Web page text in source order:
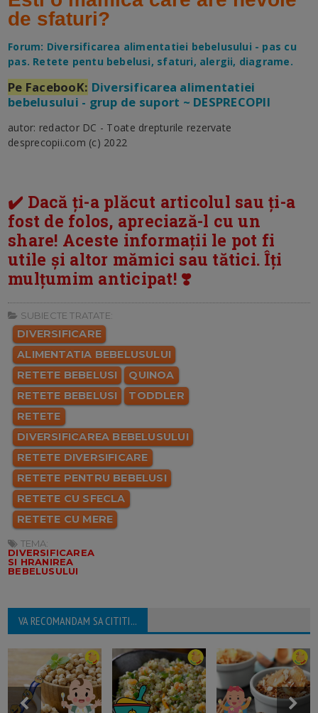
de sfaturi?
Forum: Diversificarea alimentatiei bebelusului - pas cu
pas. Retete pentu bebelusi, sfaturi, alergii, diagrame.
Pe FacebooK: Diversificarea alimentatiei
bebelusului - grup de suport ~ DESPRECOPII
autor: redactor DC - Toate drepturile rezervate
desprecopii.com (c) 2022
✔️ Dacă ți-a plăcut articolul sau ți-a
fost de folos, apreciază-l cu un
share! Aceste informații le pot fi
utile și altor mămici sau tătici. Îți
mulțumim anticipat! ❣️
SUBIECTE TRATATE:
DIVERSIFICARE
ALIMENTATIA BEBELUSULUI
RETETE BEBELUSI
QUINOA
RETETE BEBELUSI
TODDLER
RETETE
DIVERSIFICAREA BEBELUSULUI
RETETE DIVERSIFICARE
RETETE PENTRU BEBELUSI
RETETE CU SFECLA
RETETE CU MERE
TEMA:
DIVERSIFICAREA
SI HRANIREA
BEBELUSULUI
VA RECOMANDAM SA CITITI...